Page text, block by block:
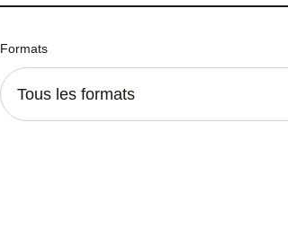
Formats
Tous les formats